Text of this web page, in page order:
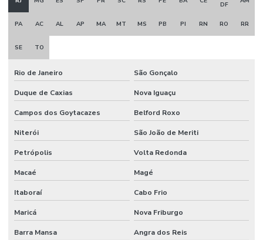
Transporte dedicado e fracionado
Transporte de eletrônicos
Transporte de equipamentos eletrônicos
Transporte expresso de documentos
Transporte de malotes
Transporte de material hospitalar
Transporte de medicamentos
DF
PA AC AL AP MA MT MS PB PI RN RO RR
SE TO
Rio de Janeiro São Gonçalo
Duque de Caxias Nova Iguaçu
Campos dos Goytacazes Belford Roxo
Niterói São João de Meriti
Petrópolis Volta Redonda
Macaé Magé
Itaboraí Cabo Frio
Maricá Nova Friburgo
Barra Mansa Angra dos Reis